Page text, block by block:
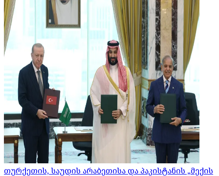
თურქეთის, საუდის არაბეთისა და პაკისტანის „მექის